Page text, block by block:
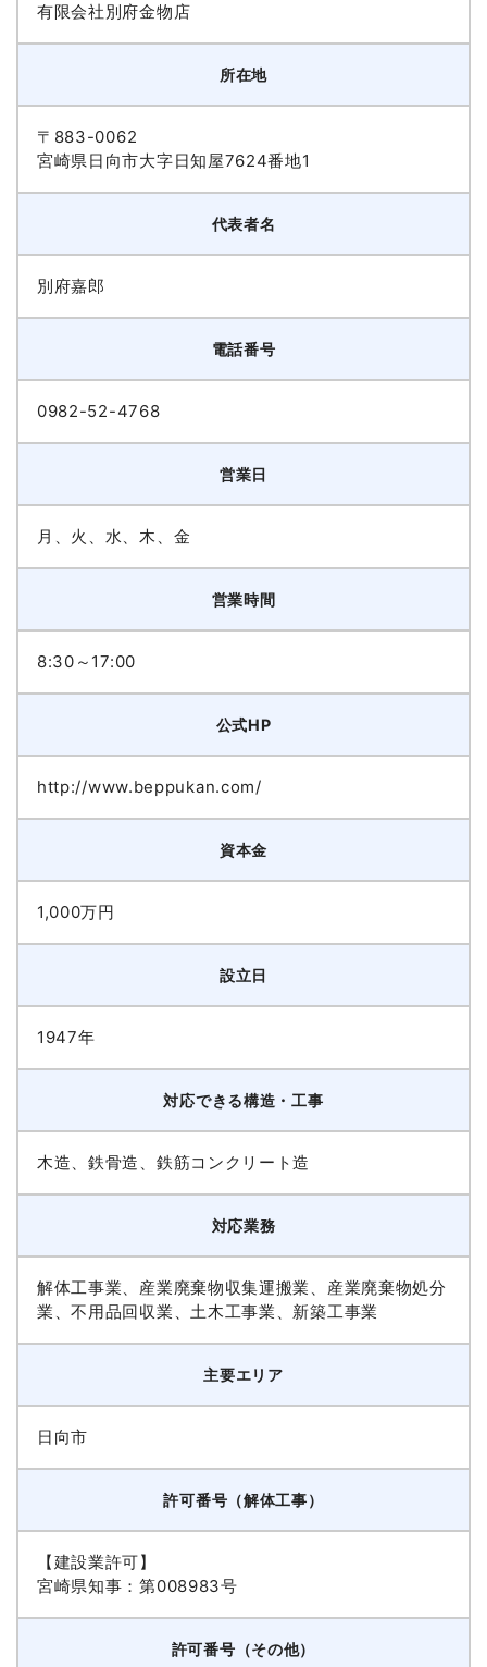
有限会社別府金物店
所在地
〒883-0062
宮崎県日向市大字日知屋7624番地1
代表者名
別府嘉郎
電話番号
0982-52-4768
営業日
月、火、水、木、金
営業時間
8:30～17:00
公式HP
http://www.beppukan.com/
資本金
1,000万円
設立日
1947年
対応できる構造・工事
木造、鉄骨造、鉄筋コンクリート造
対応業務
解体工事業、産業廃棄物収集運搬業、産業廃棄物処分
業、不用品回収業、土木工事業、新築工事業
主要エリア
日向市
許可番号（解体工事）
【建設業許可】
宮崎県知事：第008983号
許可番号（その他）